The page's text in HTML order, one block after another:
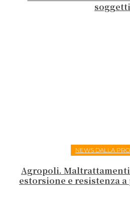
soggetti
NEWS DALLA
Agropoli.
estorsione e resistenza